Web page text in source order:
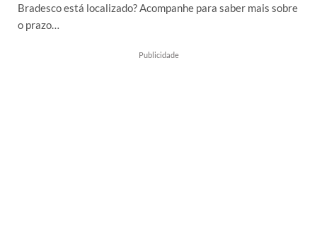
Bradesco está localizado? Acompanhe para saber mais sobre
o prazo…
Publicidade